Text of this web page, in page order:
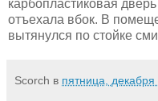
карбопластиковая
отъехала вбок. В
вытянулся по стойке
Scorch в пятница, декабря